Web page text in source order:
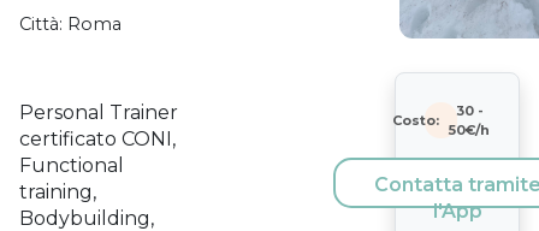
Città: Roma
Personal Trainer
certificato CONI,
Functional
training,
Bodybuilding,
Costo:
30-
50€/h
Contatta
l'App